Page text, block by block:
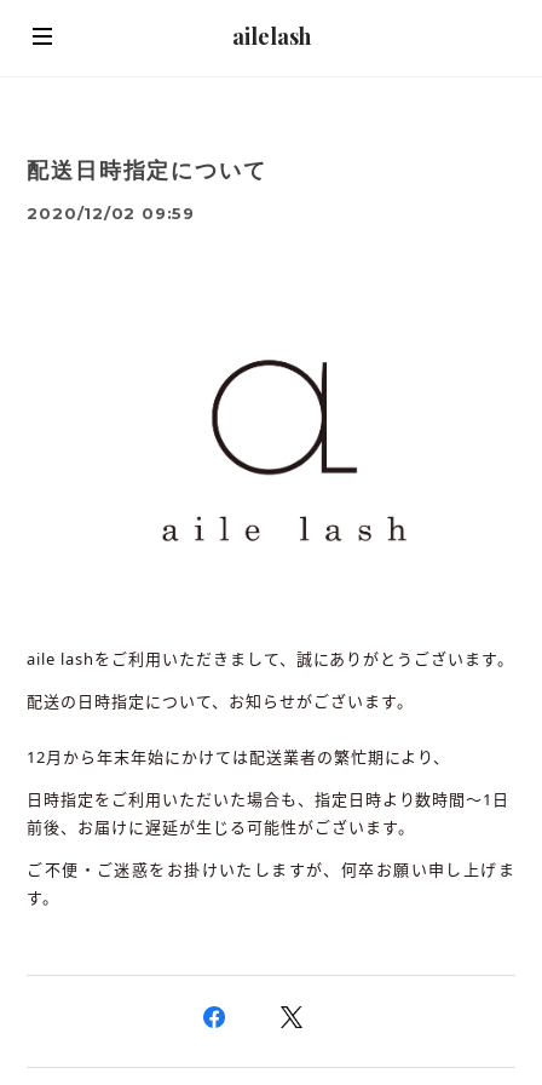
ailelash
配送日時指定について
2020/12/02 09:59
aile lashをご利用いただきまして、誠にありがとうございます。
配送の日時指定について、お知らせがございます。
12月から年末年始にかけては配送業者の繁忙期により、
日時指定をご利用いただいた場合も、 指定日時より数時間～1日
前後、お届けに遅延が生じる可能性がございます。
ご不便・ご迷惑をお掛けいたしますが、何卒お願い申し上げま
す。